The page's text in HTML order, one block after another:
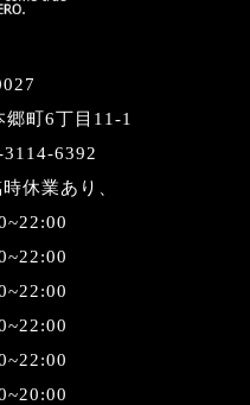
町6丁目11-1
6392
休業あり、